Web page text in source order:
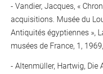
Vandier, Jacques, «
acquisitions. Musée du
Antiquités égyptiennes »,
musées de France, 1,
Altenmüller, Hartwig, Die